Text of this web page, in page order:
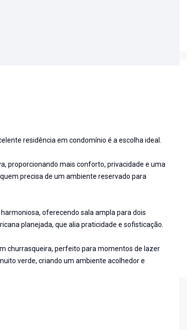
residência em condomínio é a escolha ideal.
proporcionando mais conforto, privacidade e uma
precisa de um ambiente reservado para
oferecendo sala ampla para dois
planejada, que alia praticidade e sofisticação.
churrasqueira, perfeito para momentos de lazer
verde, criando um ambiente acolhedor e